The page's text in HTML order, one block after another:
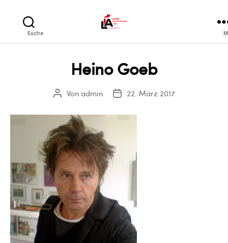
Suche
Heino Goeb
Beitragsautor
Von admin Veröffentlichungsdatum
22. März 2017